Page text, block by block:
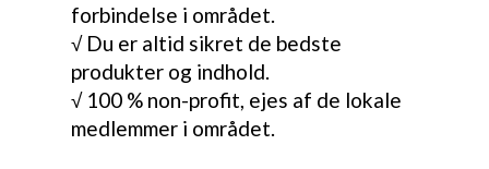
forbindelse i området.
√ Du er altid sikret de bedste
produkter og indhold.
√ 100 % non-profit, ejes af de lokale
medlemmer i området.